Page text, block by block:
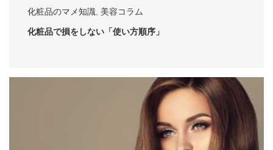
化粧品のマメ知識 美容コラム
化粧品で損をしない「使い方順序」